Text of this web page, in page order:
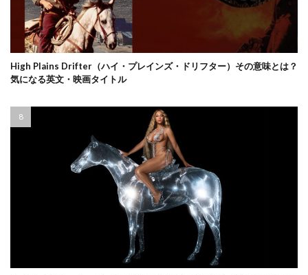
High Plains Drifter（ハイ・プレインズ・ドリフター）その意味とは？
気になる英文・映画タイトル